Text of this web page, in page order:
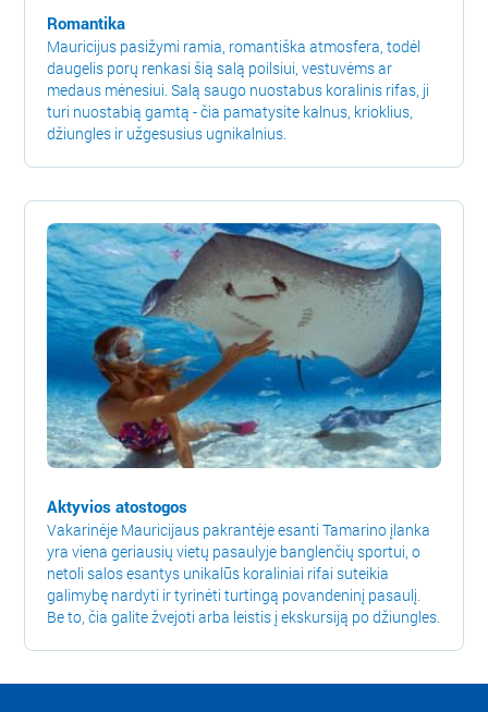
Romantika
Mauricijus pasižymi ramia, romantiška atmosfera, todėl
daugelis porų renkasi šią salą poilsiui, vestuvėms ar
medaus mėnesiui. Salą saugo nuostabus koralinis rifas, ji
turi nuostabią gamtą - čia pamatysite kalnus, krioklius,
džiungles ir užgesusius ugnikalnius.
Aktyvios atostogos
Vakarinėje Mauricijaus pakrantėje esanti Tamarino įlanka
yra viena geriausių vietų pasaulyje banglenčių sportui, o
netoli salos esantys unikalūs koraliniai rifai suteikia
galimybę nardyti ir tyrinėti turtingą povandeninį pasaulį.
Be to, čia galite žvejoti arba leistis į ekskursiją po džiungles.